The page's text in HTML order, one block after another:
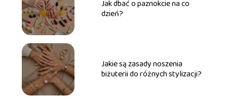
Jak dbać o paznokcie na co
dzień?
Jakie są zasady noszenia
biżuterii do różnych stylizacji?